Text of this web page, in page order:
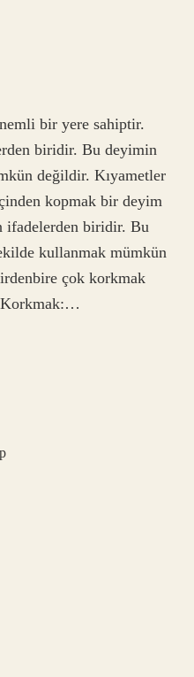
bir yere sahiptir.
biridir. Bu deyimin
değildir. Kıyametler
kopmak bir deyim
ifadelerden biridir. Bu
kullanmak mümkün
çok korkmak
Korkmak:…